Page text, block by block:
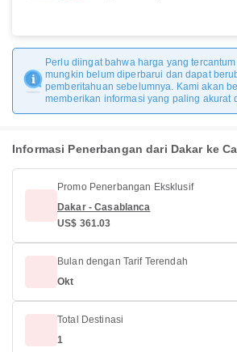
Perlu diingat bahwa harga yang
mungkin belum diperbarui dan dapat
pemberitahuan sebelumnya. Kami akan
memberikan informasi yang paling akurat
Informasi Penerbangan dari Dakar ke
Promo Penerbangan Eksklusif
Dakar - Casablanca
US$ 361.03
Bulan dengan Tarif Terendah
Okt
Total Destinasi
1